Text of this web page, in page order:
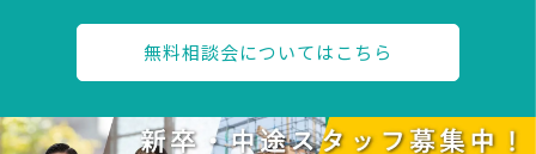
無料相談会についてはこちら